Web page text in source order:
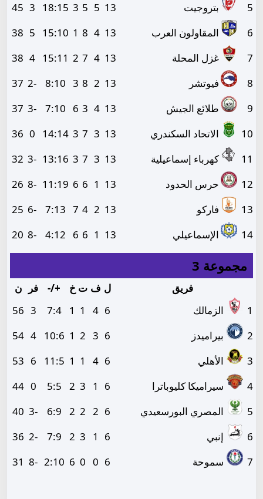
5
بتروجيت 13
5
5
3
18:15
3
45
6
المقاولون العرب 13
4
8
1
15:10
5
38
7
غزل المحلة 13
4
7
2
15:11
4
38
8
فيوتشر 13
2
8
3
8:10
-2
37
9
طلائع الجيش 13
4
3
6
7:10
-3
37
10
الاتحاد السكندري 13
3
7
3
14:14
0
36
11
كهرباء إسماعيلية 13
3
7
3
13:16
-3
32
12
حرس الحدود 13
1
6
6
11 :19
-8
26
13
فاركو 13
2
4
7
7:13
-6
25
14
الإسماعيلي 13
1
6
6
4:12
-8
20
مجموعة 3
فريق ل ف ت خ +/- فر
ن
1
الزمالك 6
4
1
1
7:4
3
56
2
بيراميدز 6
3
2
1
10:6
4
54
3
الأهلي 6
4
1
1
11 :5
6
53
4
سيراميكا كليوباترا 6
1
3
2
5:5
0
44
5
المصري البورسعيدي 6
2
2
2
6:9
-3
40
6
إنبي 6
1
3
2
7:9
-2
36
7
سموحة 6
0
0
6
2:10
-8
31